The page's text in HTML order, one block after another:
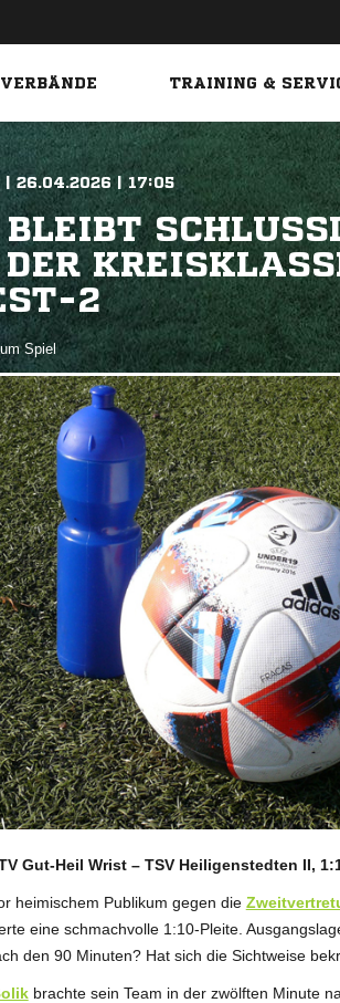
TRAINING &
| 26.04.2026 | 17:05
DER
2
Spiel
ANZEIGE
Gut-Heil Wrist – TSV Heiligenstedten II,
heimischem Publikum gegen die
eine schmachvolle 1:10-Pleite.
den 90 Minuten? Hat sich die Sichtweise
brachte sein Team in der zwölften Minute